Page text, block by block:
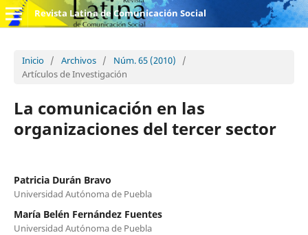
Revista Latina de Comunicación Social
Inicio / Archivos / Núm. 65 (2010)
/
Artículos de Investigación
La comunicación en las
organizaciones del tercer sector
Patricia Durán Bravo
Universidad Autónoma de Puebla
María Belén Fernández Fuentes
Universidad Autónoma de Puebla